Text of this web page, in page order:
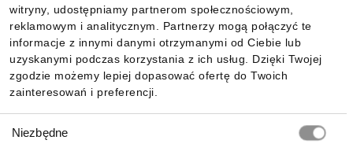
witryny, udostępniamy partnerom społecznościowym,
reklamowym i analitycznym. Partnerzy mogą połączyć te
informacje z innymi danymi otrzymanymi od Ciebie lub
uzyskanymi podczas korzystania z ich usług. Dzięki Twojej
zgodzie możemy lepiej dopasować ofertę do Twoich
zainteresowań i preferencji.
zgody
Niezbędne
Pobierz naszą aplikację mobilną: